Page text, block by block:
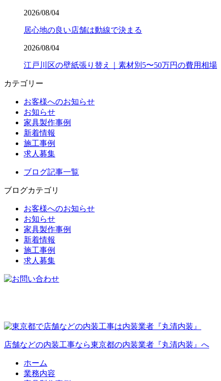
2026/08/04
居心地の良い店舗は動線で決まる
2026/08/04
江戸川区の壁紙張り替え｜素材別5〜50万円の費用相場
カテゴリー
お客様へのお知らせ
お知らせ
家具製作事例
新着情報
施工事例
求人募集
ブログ記事一覧
ブログカテゴリ
お客様へのお知らせ
お知らせ
家具製作事例
新着情報
施工事例
求人募集
店舗などの内装工事なら東京都の内装業者『丸清内装』へ
ホーム
業務内容